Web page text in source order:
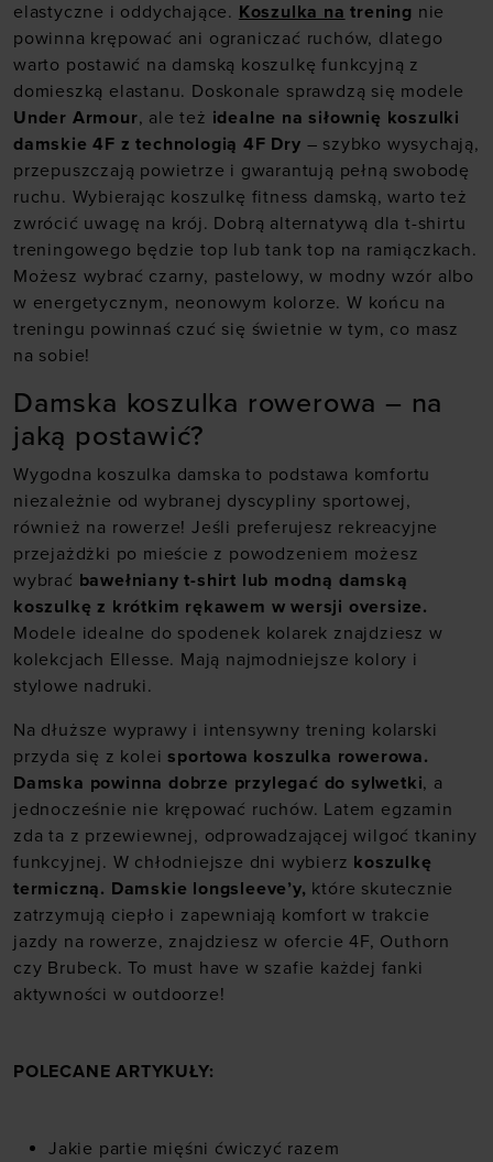
elastyczne i oddychające. Koszulka na trening nie
powinna krępować ani ograniczać ruchów, dlatego
warto postawić na damską koszulkę funkcyjną z
domieszką elastanu. Doskonale sprawdzą się modele
Under Armour, ale też idealne na siłownię koszulki
damskie 4F z technologią 4F Dry – szybko wysychają,
przepuszczają powietrze i gwarantują pełną swobodę
ruchu. Wybierając koszulkę fitness damską, warto też
zwrócić uwagę na krój. Dobrą alternatywą dla t-shirtu
treningowego będzie top lub tank top na ramiączkach.
Możesz wybrać czarny, pastelowy, w modny wzór albo
w energetycznym, neonowym kolorze. W końcu na
treningu powinnaś czuć się świetnie w tym, co masz
na sobie!
Damska koszulka rowerowa – na
jaką postawić?
Wygodna koszulka damska to podstawa komfortu
niezależnie od wybranej dyscypliny sportowej,
również na rowerze! Jeśli preferujesz rekreacyjne
przejażdżki po mieście z powodzeniem możesz
wybrać bawełniany t-shirt lub modną damską
koszulkę z krótkim rękawem w wersji oversize.
Modele idealne do spodenek kolarek znajdziesz w
kolekcjach Ellesse. Mają najmodniejsze kolory i
stylowe nadruki.
Na dłuższe wyprawy i intensywny trening kolarski
przyda się z koleisportowa koszulka rowerowa.
Damska powinna dobrze przylegać do sylwetki, a
jednocześnie nie krępować ruchów. Latem egzamin
zda ta z przewiewnej, odprowadzającej wilgoć tkaniny
funkcyjnej. W chłodniejsze dni wybierz koszulkę
termiczną. Damskie longsleeve’y, które skutecznie
zatrzymują ciepło i zapewniają komfort w trakcie
jazdy na rowerze, znajdziesz w ofercie 4F, Outhorn
czy Brubeck. To must have w szafie każdej fanki
aktywności w outdoorze!
POLECANE ARTYKUŁY:
Jakie partie mięśni ćwiczyć razem